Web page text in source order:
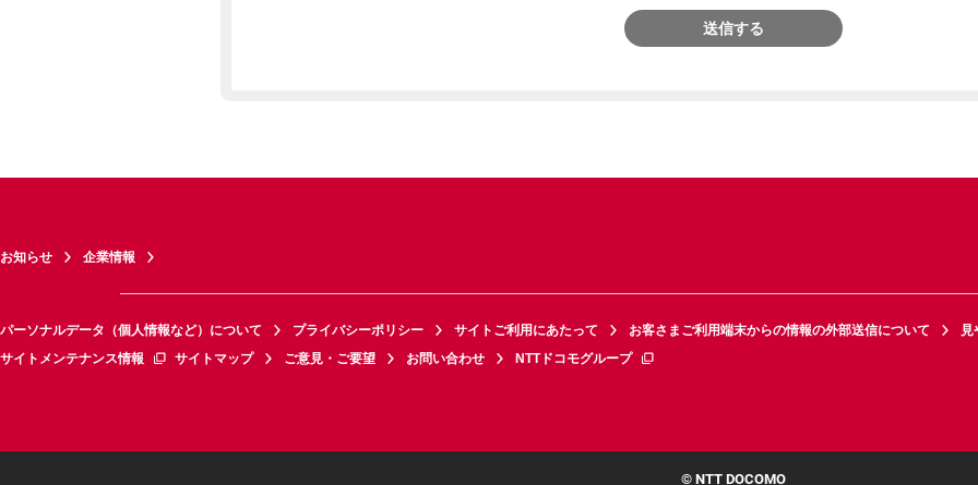
送信する
お知らせ 企業情報
パーソナルデータ（個人情報など）について プライバシーポリシー サイトご利用にあたって お客さまご利用端末からの情報の外部送信について
見
サイトメンテナンス情報
サイトマップ ご意見・ご要望 お問い合わせ NTTドコモグループ
© NTT DOCOMO